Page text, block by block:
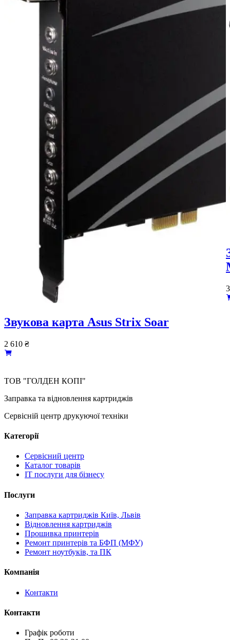
Звукова карта Asus Strix Soar
2 610 ₴
ТОВ "ГОЛДЕН КОПІ"
Заправка та відновлення картриджів
Сервісній центр друкуючої техніки
Категорії
Сервісний центр
Каталог товарів
IT послуги для бізнесу
Послуги
Заправка картриджів Київ, Львів
Відновлення картриджів
Прошивка принтерів
Ремонт принтерів та БФП (МФУ)
Ремонт ноутбуків, та ПК
Компанія
Контакти
Контакти
Графік роботи